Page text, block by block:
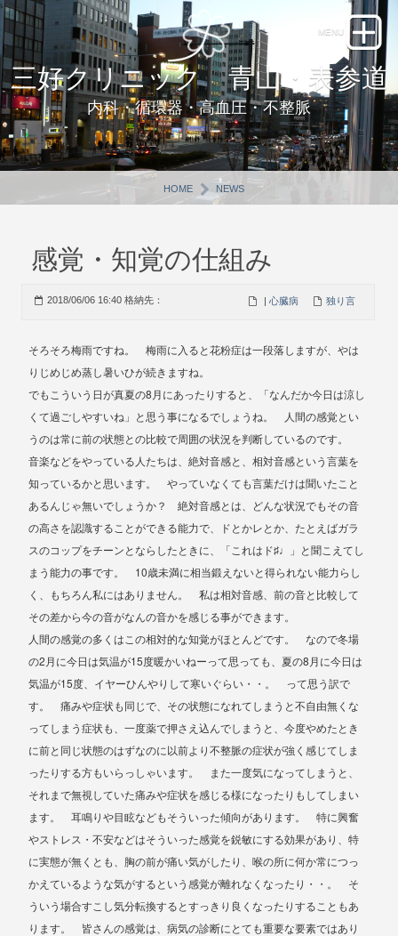
三好クリニック 青山・表参道
内科・循環器・高血圧・不整脈
HOME NEWS
感覚・知覚の仕組み
2018/06/06 16:40 格納先： 独り言
|心臓病
そろそろ梅雨ですね。 梅雨に入ると花粉症は一段落しますが、やは
りじめじめ蒸し暑いひが続きますね。
でもこういう日が真夏の8 月にあったりすると、「なんだか今日は涼し
くて過ごしやすいね」と思う事になるでしょうね。 人間の感覚とい
うのは常に前の状態との比較で周囲の状況を判断しているのです。
音楽などをやっている人たちは、絶対音感と、相対音感という言葉を
知っているかと思います。 やっていなくても言葉だけは聞いたこと
あるんじゃ無いでしょうか？ 絶対音感とは、どんな状況でもその音
の高さを認識することができる能力で、ドとかレとか、たとえばガラ
スのコップをチーンとならしたときに、「これはド♯♩」と聞こえてし
まう能力の事です。 10歳未満に相当鍛えないと得られない能力らし
く、もちろん私にはありません。 私は相対音感、前の音と比較して
その差から今の音がなんの音かを感じる事ができます。
人間の感覚の多くはこの相対的な知覚がほとんどです。 なので冬場
の2 月に今日は気温が15度暖かいねーって思っても、夏の8 月に今日は
気温が15度、イヤーひんやりして寒いぐらい・・。 って思う訳で
す。 痛みや症状も同じで、その状態になれてしまうと不自由無くな
ってしまう症状も、一度薬で押さえ込んでしまうと、今度やめたとき
に前と同じ状態のはずなのに以前より不整脈の症状が強く感じてしま
ったりする方もいらっしゃいます。 また一度気になってしまうと、
それまで無視していた痛みや症状を感じる様になったりもしてしまい
ます。 耳鳴りや目眩などもそういった傾向があります。 特に興奮
やストレス・不安などはそういった感覚を鋭敏にする効果があり、特
に実態が無くとも、胸の前が痛い気がしたり、喉の所に何か常につっ
かえているような気がするという感覚が離れなくなったり・・。 そ
ういう場合すこし気分転換するとすっきり良くなったりすることもあ
ります。 皆さんの感覚は、病気の診断にとても重要な要素ではあり